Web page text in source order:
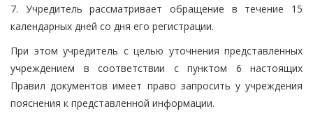
7. Учредитель рассматривает обращение в течение 15
календарных дней со дня его регистрации.
При этом учредитель с целью уточнения представленных
учреждением в соответствии с пунктом 6 настоящих
Правил документов имеет право запросить у учреждения
пояснения к представленной информации.